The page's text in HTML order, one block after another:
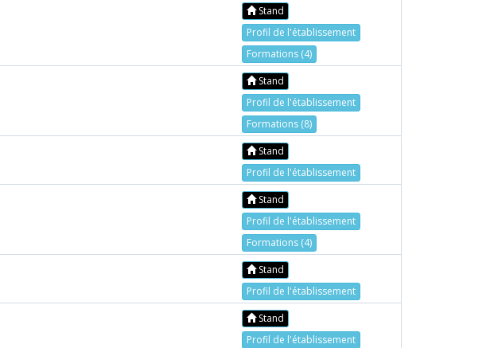
Stand
Profil de l'établissement
Formations (4)
Stand
Profil de l'établissement
Formations (8)
Stand
Profil de l'établissement
Stand
Profil de l'établissement
Formations (4)
Stand
Profil de l'établissement
Stand
Profil de l'établissement